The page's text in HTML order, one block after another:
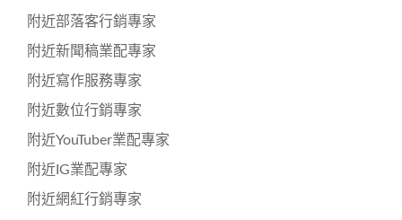
附近部落客行銷專家
附近新聞稿業配專家
附近寫作服務專家
附近數位行銷專家
附近YouTuber業配專家
附近IG業配專家
附近網紅行銷專家